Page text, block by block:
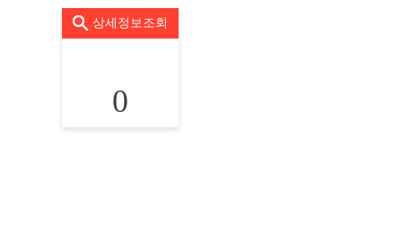
상세정보조회
0